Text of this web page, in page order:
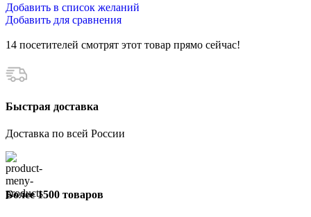
Добавить в список желаний
Добавить для сравнения
14 посетителей смотрят этот товар прямо сейчас!
Быстрая доставка
Доставка по всей России
Более 1500 товаров